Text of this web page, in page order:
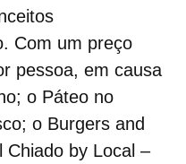
Com um preço
pessoa, em causa
o Páteo no
o Burgers and
Chiado by Local –